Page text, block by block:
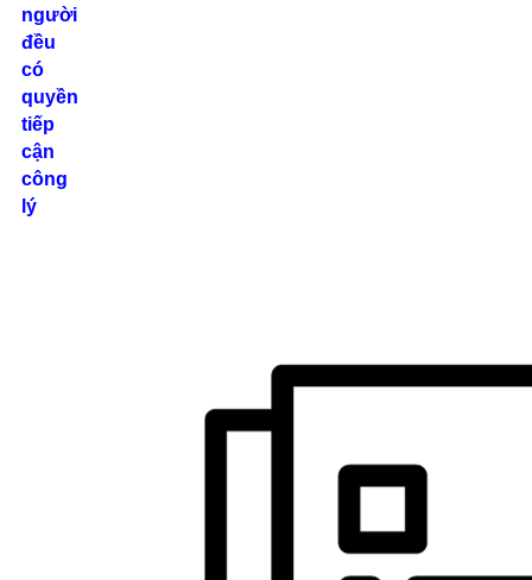
người
đều
có
quyền
tiếp
cận
công
lý
0862.000.639